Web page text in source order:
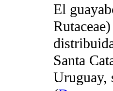
El
Santa
Uruguay,